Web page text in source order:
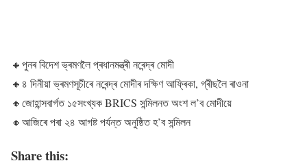
🔸পুনৰ বিদেশ ভ্ৰমণলৈ প্ৰধানমন্ত্ৰী নৰেন্দ্ৰ মোদী
🔸৪ দিনীয়া ভ্ৰমণসূচীৰে নৰেন্দ্ৰ মোদীৰ দক্ষিণ আফ্ৰিকা, গ্ৰীছলৈ ৰাওনা
🔸জোহান্সবাৰ্গত ১৫সংখ্যক BRICS সন্মিলনত অংশ ল’ব মোদীয়ে
🔸আজিৰে পৰা ২৪ আগষ্ট পৰ্যন্ত অনুষ্ঠিত হ’ব সন্মিলন
Share this: